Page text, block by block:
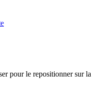
pour le repositionner sur la